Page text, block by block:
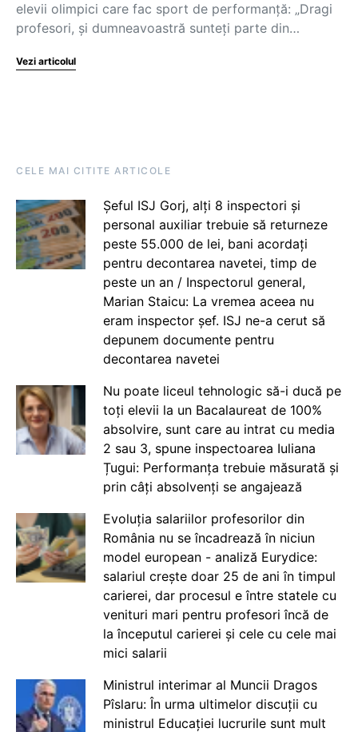
elevii olimpici care fac sport de performanță: „Dragi
profesori, și dumneavoastră sunteți parte din…
Vezi articolul
CELE MAI CITITE ARTICOLE
Șeful ISJ Gorj, alți 8 inspectori și
personal auxiliar trebuie să returneze
peste 55.000 de lei, bani acordați
pentru decontarea navetei, timp de
peste un an / Inspectorul general,
Marian Staicu: La vremea aceea nu
eram inspector șef. ISJ ne-a cerut să
depunem documente pentru
decontarea navetei
Nu poate liceul tehnologic să-i ducă pe
toți elevii la un Bacalaureat de 100%
absolvire, sunt care au intrat cu media
2 sau 3, spune inspectoarea Iuliana
Țugui: Performanța trebuie măsurată și
prin câți absolvenți se angajează
Evoluția salariilor profesorilor din
România nu se încadrează în niciun
model european - analiză Eurydice:
salariul crește doar 25 de ani în timpul
carierei, dar procesul e între statele cu
venituri mari pentru profesori încă de
la începutul carierei și cele cu cele mai
mici salarii
Ministrul interimar al Muncii Dragos
Pîslaru: În urma ultimelor discuții cu
ministrul Educației lucrurile sunt mult